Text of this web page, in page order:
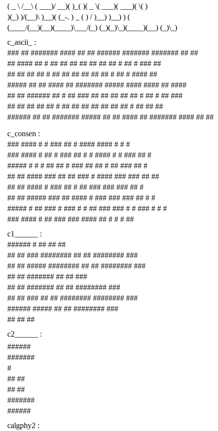
( _ \ /__\ ( ___)/ __)( )_( )( _ \( ___)( ___)( \( )
)(_) )/(__)\ )__)( (_-. ) _ ( ) / )__) )__) ) (
(____/(__)(__)(____)\___/(_) (_)(_)\_)(____)(__) (_)\_)
c_ascii_ :
### ## ####### #### ## ## ###### ####### ####### ## ##
## #### ## # ## ## ## ## ## ## ## # ## # ### ##
## ## ## ## # ## ## ## ## ## ## # ## # #### ##
##### ## ## #### ## ####### ##### #### #### ## ####
## ## ###### ## # ## ### ## ## ## ## ## # ## # ## ###
## ## ## ## ## # ## ## ## ## ## ## ## # ## ## ##
###### ## ## ####### ##### ## ## #### ## ####### #### ## ##
c_consen :
### #### # # ### ## # #### #### # # #
### #### # ## # ### ## # # #### # # ### ## #
##### # # # ## ## # ### ## ## # ## ### ## #
## ## #### ### ## ## ### # #### ### ### ## ##
## ## #### # ### ## # ## ### ### ### ## #
## ## ##### ### ## #### # ### ### ### ## # #
##### # ## ### # ### # # ## ### ### # # ### # # #
### #### # ## ### ### #### ## # # # ##
c1______ :
###### # ## ## ##
## ## ### ######## ## ## ######## ###
## ## ##### ######## ## ## ######## ###
## ## ####### ## ## ###
## ## ####### ## ## ######## ###
## ## ### ## ## ######## ######## ###
###### ##### ## ## ######## ###
## ## ##
c2______ :
######
#######
#
## ##
## ##
#######
######
calgphy2 :